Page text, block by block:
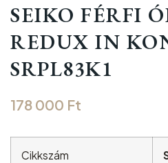
SEIKO FÉRFI
REDUX IN
SRPL83K1
178 000 Ft
Cikkszám